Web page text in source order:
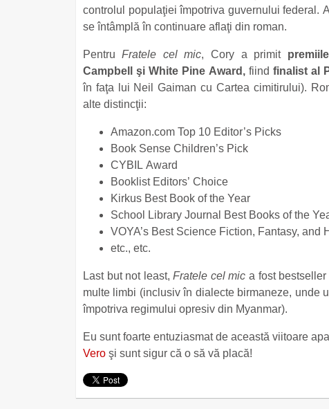
controlul populaţiei împotriva guvernului federal.
se întâmplă în continuare aflaţi din roman.
Pentru Fratele cel mic, Cory a primit
Campbell şi White Pine Award, fiind finalist al
în faţa lui Neil Gaiman cu Cartea cimitirului).
alte distincţii:
Amazon.com Top 10 Editor’s Picks
Book Sense Children’s Pick
CYBIL Award
Booklist Editors’ Choice
Kirkus Best Book of the Year
School Library Journal Best Books of the
VOYA’s Best Science Fiction, Fantasy, and
etc., etc.
Last but not least, Fratele cel mic a fost bestseller
multe limbi (inclusiv în dialecte birmaneze, unde
împotriva regimului opresiv din Myanmar).
Eu sunt foarte entuziasmat de această viitoare
Vero şi sunt sigur că o să vă placă!